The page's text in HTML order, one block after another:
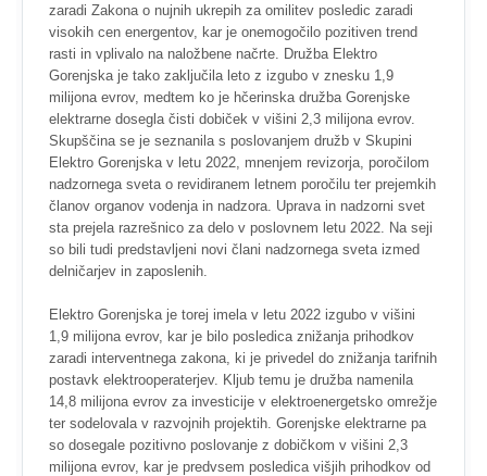
zaradi Zakona o nujnih ukrepih za omilitev posledic zaradi
visokih cen energentov, kar je onemogočilo pozitiven trend
rasti in vplivalo na naložbene načrte. Družba Elektro
Gorenjska je tako zaključila leto z izgubo v znesku 1,9
milijona evrov, medtem ko je hčerinska družba Gorenjske
elektrarne dosegla čisti dobiček v višini 2,3 milijona evrov.
Skupščina se je seznanila s poslovanjem družb v Skupini
Elektro Gorenjska v letu 2022, mnenjem revizorja, poročilom
nadzornega sveta o revidiranem letnem poročilu ter prejemkih
članov organov vodenja in nadzora. Uprava in nadzorni svet
sta prejela razrešnico za delo v poslovnem letu 2022. Na seji
so bili tudi predstavljeni novi člani nadzornega sveta izmed
delničarjev in zaposlenih.
Elektro Gorenjska je torej imela v letu 2022 izgubo v višini
1,9 milijona evrov, kar je bilo posledica znižanja prihodkov
zaradi interventnega zakona, ki je privedel do znižanja tarifnih
postavk elektrooperaterjev. Kljub temu je družba namenila
14,8 milijona evrov za investicije v elektroenergetsko omrežje
ter sodelovala v razvojnih projektih. Gorenjske elektrarne pa
so dosegale pozitivno poslovanje z dobičkom v višini 2,3
milijona evrov, kar je predvsem posledica višjih prihodkov od